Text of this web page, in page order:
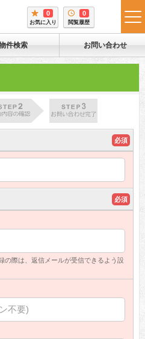
0
お気に入り
0
閲覧履歴
件検索 お問い合わせ
必須
必須
の際は、返信メールが受信できるよう設